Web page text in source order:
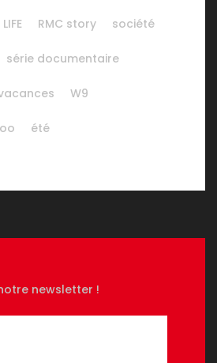
RMC story société
série documentaire
W9
été
newsletter !